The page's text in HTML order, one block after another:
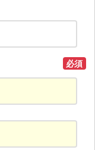
必須